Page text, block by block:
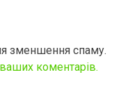
зменшення спаму.
коментарів.